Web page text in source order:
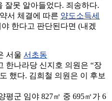
잘못 알아들었다. 죄송하다.
서 체결에 따른 양도소득세
한다고 판단된다면 (내겠
서울 서초동
한나라당 신지호 의원은 “장
했다. 김희철 의원은 이 후보
평군 임야 827㎡ 중 695㎡가 6